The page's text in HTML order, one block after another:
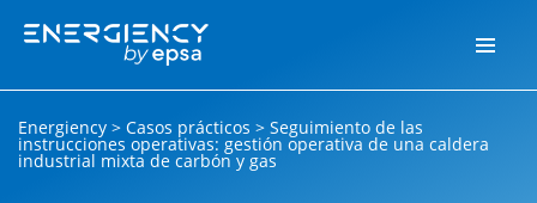
Energiency > Casos prácticos > Seguimiento de las
instrucciones operativas: gestión operativa de una caldera
industrial mixta de carbón y gas